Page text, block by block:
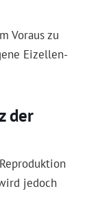
Voraus zu
Eizellen-
der
jedoch